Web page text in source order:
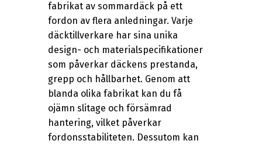
fabrikat av sommardäck på ett
fordon av flera anledningar. Varje
däcktillverkare har sina unika
design- och materialspecifikationer
som påverkar däckens prestanda,
grepp och hållbarhet. Genom att
blanda olika fabrikat kan du få
ojämn slitage och försämrad
hantering, vilket påverkar
fordonsstabiliteten. Dessutom kan